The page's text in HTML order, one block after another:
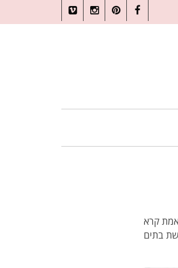
Facebook
Pinterest
Instagram
Vimeo
קרא
בתים